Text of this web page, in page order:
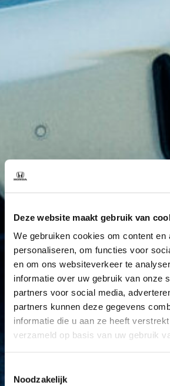
Deze website maakt gebruik van
We gebruiken cookies om content en
personaliseren, om functies voor
en om ons websiteverkeer te
informatie over uw gebruik van onze
partners voor social media,
partners kunnen deze gegevens
informatie die u aan ze heeft
verzameld op basis van uw gebruik
Noodzakelijk